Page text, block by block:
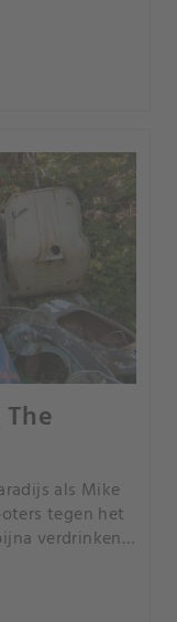
als Mike
tegen het
verdrinken